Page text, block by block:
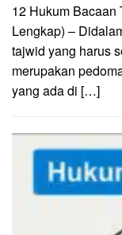
12 Hukum Bacaan
Lengkap) –
tajwid yang harus
merupakan
yang ada di […]